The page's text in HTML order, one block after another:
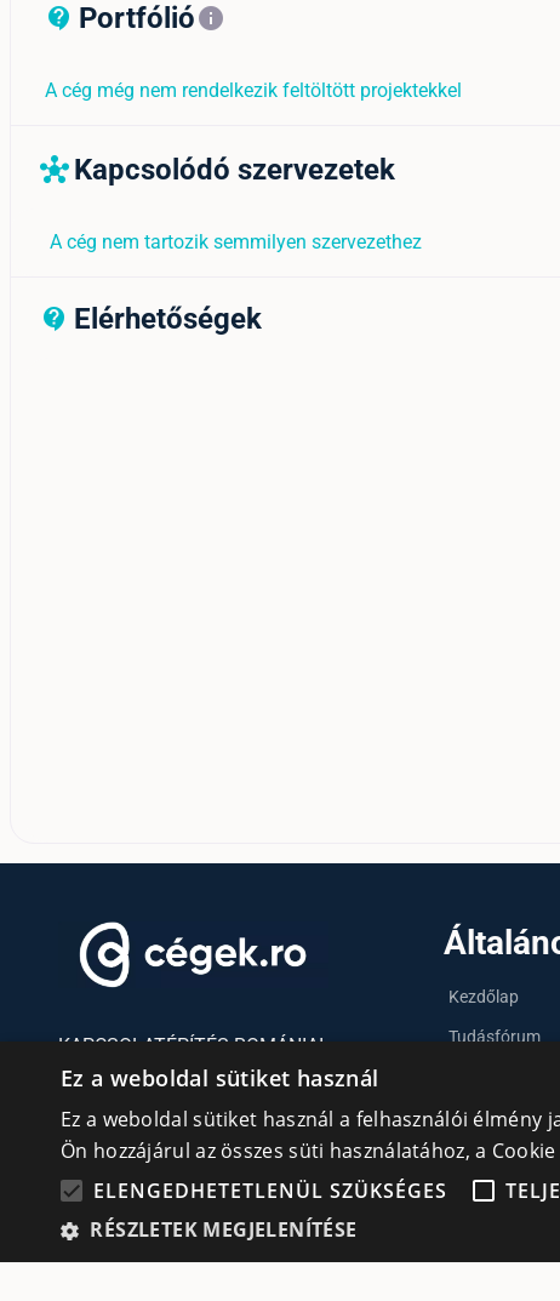
contact_support_outline
Portfólióinfo
A cég még nem rendelkezik feltöltött projektekkel
hub Kapcsolódó szervezetek
A cég nem tartozik semmilyen szervezethez
contact_support_outline
Elérhetőségek
KAPCSOLATÉPÍTÉS ROMÁNIAI
MAGYAR VÁLLALKOZÓKNAK
Adatvédelmi irányelvek
cookie Süti (Cookie) szabályzat
Kezdőlap
Tudásfórum
Szervezetek
Kapcsolat
Ez a weboldal sütiket használ
Ez a weboldal sütiket használ a felhasználói élmény
Ön hozzájárul az összes süti használatához, a
ELENGEDHETETLENÜL SZÜKSÉGES
RÉSZLETEK MEGJELENÍTÉSE